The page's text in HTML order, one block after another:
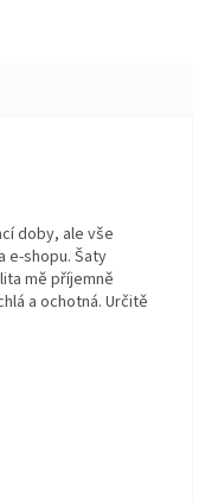
doby, ale vše
e-shopu. Šaty
mě příjemně
a ochotná. Určitě